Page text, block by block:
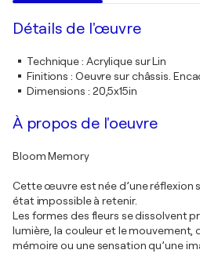
Détails de l'œuvre
Technique: Acrylique sur Lin
Finitions : Oeuvre sur châssis.
Dimensions : 20,5x15in
À propos de l'oeuvre
Bloom Memory
Cette œuvre est née d’une réflexion
état impossible à retenir.
Les formes des fleurs se dissolvent
lumière, la couleur et le mouvement,
mémoire ou une sensation qu’une